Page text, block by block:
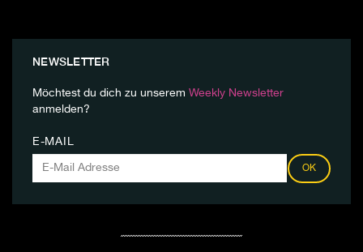
NEWSLETTER
Möchtest du dich zu unserem Weekly Newsletter
anmelden?
E-MAIL
OK